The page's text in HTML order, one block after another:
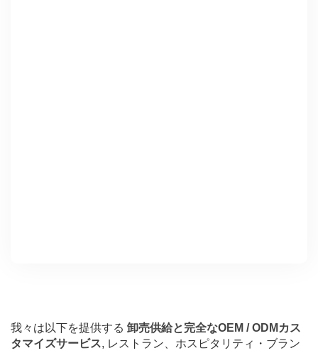
我々は以下を提供する 卸売供給と完全なOEM / ODMカス
タマイズサービス, レストラン、ホスピタリティ・ブラン